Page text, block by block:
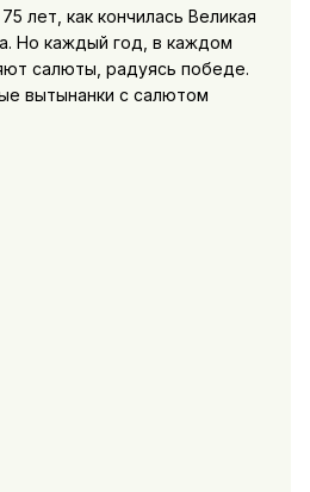
лет, как кончилась Великая
Но каждый год, в каждом
салюты, радуясь победе.
вытынанки с салютом